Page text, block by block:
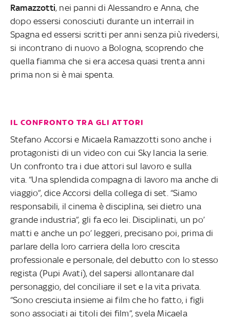
Ramazzotti, nei panni di Alessandro e Anna, che
dopo essersi conosciuti durante un interrail in
Spagna ed essersi scritti per anni senza più rivedersi,
si incontrano di nuovo a Bologna, scoprendo che
quella fiamma che si era accesa quasi trenta anni
prima non si è mai spenta.
IL CONFRONTO TRA GLI ATTORI
Stefano Accorsi e Micaela Ramazzotti sono anche i
protagonisti di un video con cui Sky lancia la serie.
Un confronto tra i due attori sul lavoro e sulla
vita. “Una splendida compagna di lavoro ma anche di
viaggio”, dice Accorsi della collega di set. “Siamo
responsabili, il cinema è disciplina, sei dietro una
grande industria”, gli fa eco lei. Disciplinati, un po’
matti e anche un po’ leggeri, precisano poi, prima di
parlare della loro carriera della loro crescita
professionale e personale, del debutto con lo stesso
regista (Pupi Avati), del sapersi allontanare dal
personaggio, del conciliare il set e la vita privata.
“Sono cresciuta insieme ai film che ho fatto, i figli
sono associati ai titoli dei film”, svela Micaela